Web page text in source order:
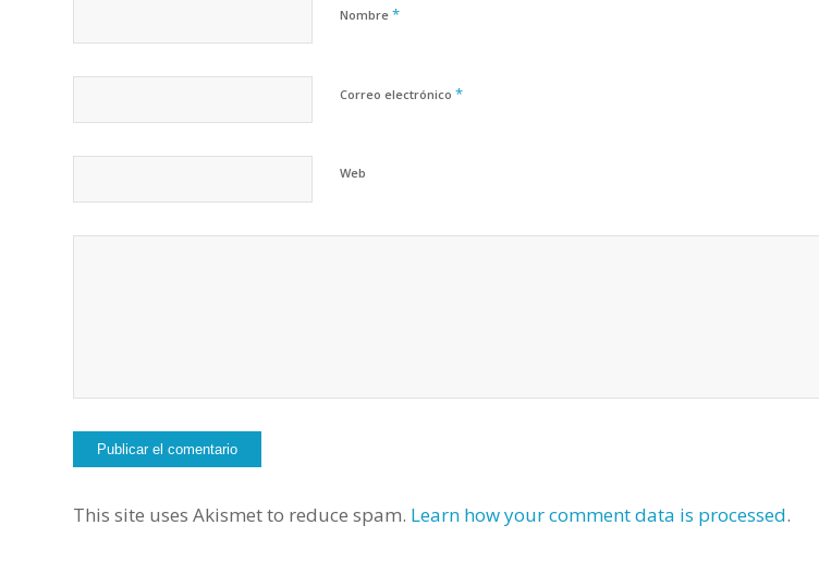
Nombre *
Correo electrónico *
Web
This site uses Akismet to reduce spam. Learn how your comment data is processed.